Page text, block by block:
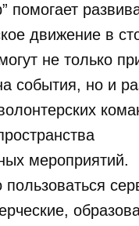
помогает
движение в
не только
события, но и
мероприятий.
пользоваться